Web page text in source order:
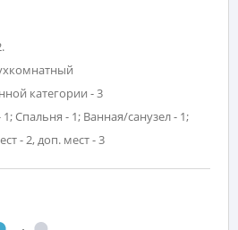
категории - 3
Спальня - 1; Ванная/санузел - 1;
- 2, доп. мест - 3